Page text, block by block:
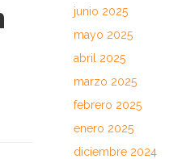
junio 2025
mayo 2025
abril 2025
marzo 2025
febrero 2025
enero 2025
diciembre 2024